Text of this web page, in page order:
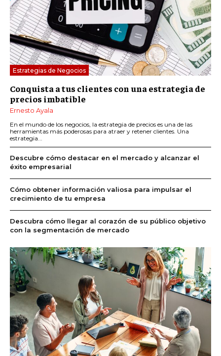
Estrategias de Negocios
Conquista a tus clientes con una estrategia de
precios imbatible
Ernesto Ayala
En el mundo de los negocios, la estrategia de precios es una de las
herramientas más poderosas para atraer y retener clientes. Una
estrategia...
Descubre cómo destacar en el mercado y alcanzar el
éxito empresarial
Cómo obtener información valiosa para impulsar el
crecimiento de tu empresa
Descubra cómo llegar al corazón de su público objetivo
con la segmentación de mercado